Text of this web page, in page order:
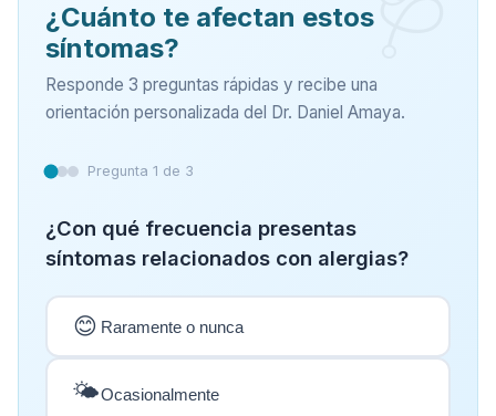
¿Cuánto te afectan estos
síntomas?
Responde 3 preguntas rápidas y recibe una
orientación personalizada del Dr. Daniel Amaya.
Pregunta 1 de 3
¿Con qué frecuencia presentas
síntomas relacionados con alergias?
😊 Raramente o nunca
🌤️Ocasionalmente